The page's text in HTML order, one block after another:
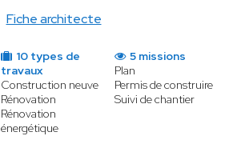
Fiche architecte
10 types de
travaux
Construction neuve
Rénovation
Rénovation
énergétique
5 missions
Plan
Permis de construire
Suivi de chantier